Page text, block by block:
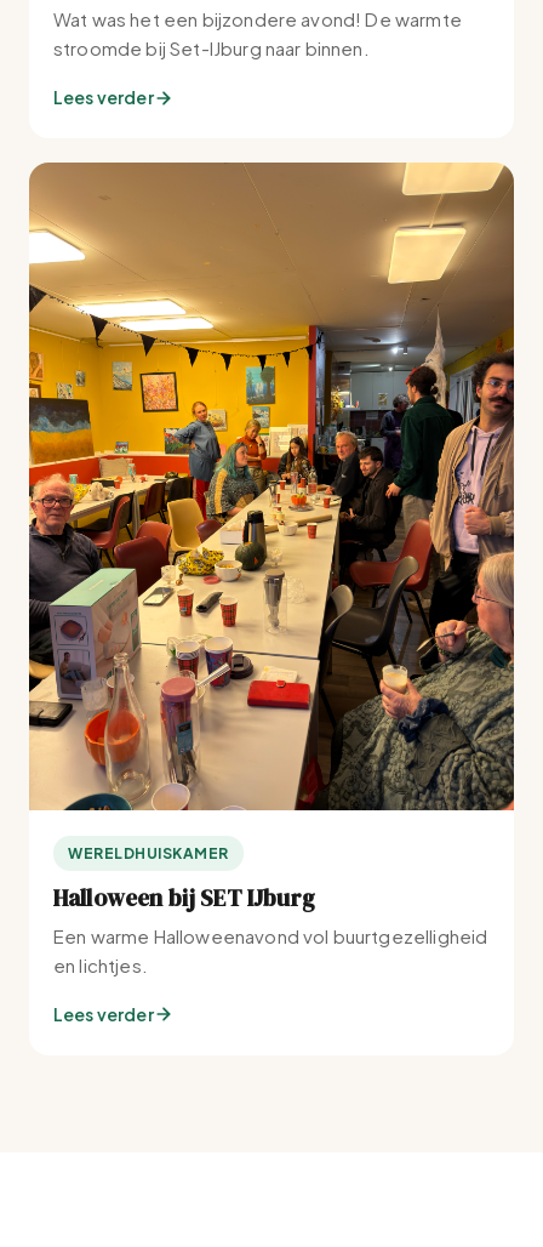
Wat was het een bijzondere avond! De warmte
stroomde bij Set-IJburg naar binnen.
Lees verder
WERELDHUISKAMER
Halloween bij SET IJburg
Een warme Halloweenavond vol buurtgezelligheid
en lichtjes.
Lees verder